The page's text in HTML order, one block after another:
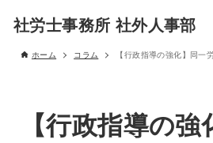
社労士事務所 社外人事部
ホーム コラム 【行政指導の強化】同一
【行政指導の